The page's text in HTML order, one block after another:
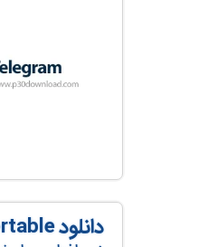
دانلود GoldWave v7.07 x64 + Portable